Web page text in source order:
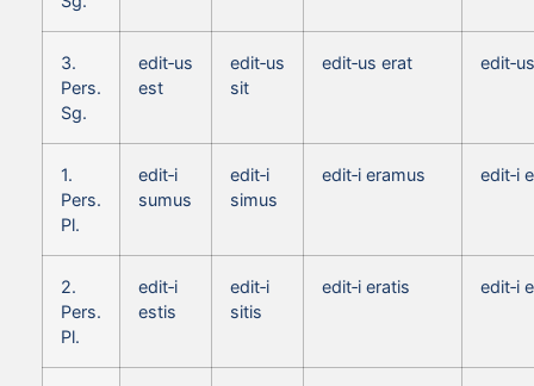
3.
Pers.
Sg.
edit‑us
est
edit‑us
sit
edit‑us erat
1.
Pers.
Pl.
edit‑i
sumus
edit‑i
simus
edit‑i eramus edit‑i
2.
Pers.
Pl.
edit‑i
estis
edit‑i
sitis
edit‑i eratis edit‑i